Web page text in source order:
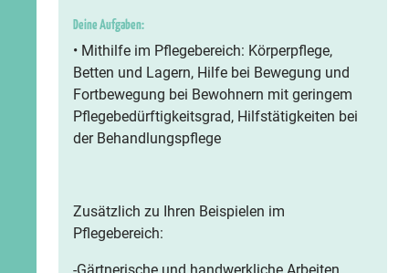
Deine Aufgaben:
• Mithilfe im Pflegebereich: Körperpflege,
Betten und Lagern, Hilfe bei Bewegung und
Fortbewegung bei Bewohnern mit geringem
Pflegebedürftigkeitsgrad, Hilfstätigkeiten bei
der Behandlungspflege
Zusätzlich zu Ihren Beispielen im
Pflegebereich: